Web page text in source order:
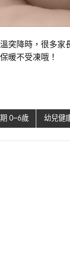
突降時，很多
暖不受凍哦！
0~6歲 幼兒健